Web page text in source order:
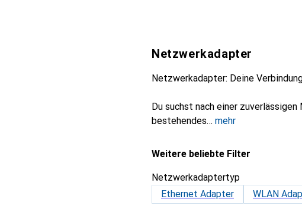
Netzwerkadapter
Netzwerkadapter: Deine
Du suchst nach einer
bestehendes
mehr
Weitere beliebte Filter
Netzwerkadaptertyp
Ethernet Adapter
WLAN